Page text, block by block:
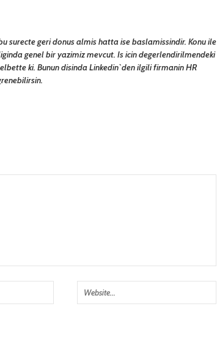
surecte geri donus almis hatta ise baslamissindir. Konu ile
genel bir yazimiz mevcut. Is icin degerlendirilmendeki
ki. Bunun disinda Linkedin`den ilgili firmanin HR